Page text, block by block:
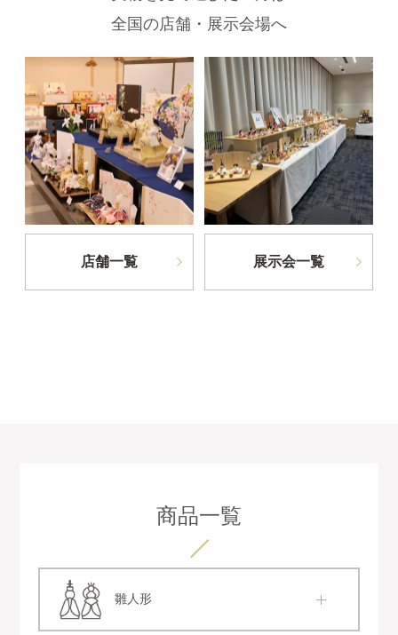
全国の店舗・展示会場へ
店舗一覧 展示会一覧
商品一覧
雛人形